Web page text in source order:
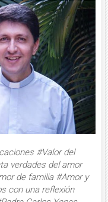
#Valor del
verdades del amor
de familia #Amor y
con una reflexión